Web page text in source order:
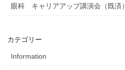
眼科 キャリアアップ講演会（既済）
カテゴリー
Information